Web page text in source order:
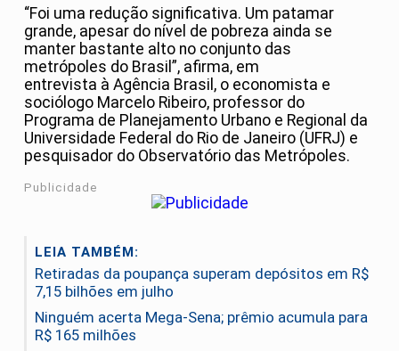
“Foi uma redução significativa. Um patamar
grande, apesar do nível de pobreza ainda se
manter bastante alto no conjunto das
metrópoles do Brasil”, afirma, em
entrevista à Agência Brasil, o economista e
sociólogo Marcelo Ribeiro, professor do
Programa de Planejamento Urbano e Regional da
Universidade Federal do Rio de Janeiro (UFRJ) e
pesquisador do Observatório das Metrópoles.
Publicidade
LEIA TAMBÉM:
Retiradas da poupança superam depósitos em R$
7,15 bilhões em julho
Ninguém acerta Mega-Sena; prêmio acumula para
R$ 165 milhões